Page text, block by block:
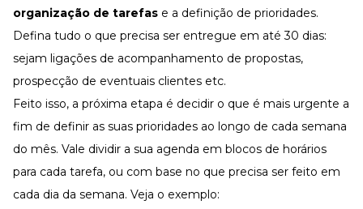
organização de tarefas e a definição de prioridades.
Defina tudo o que precisa ser entregue em até 30 dias:
sejam ligações de acompanhamento de propostas,
prospecção de eventuais clientes etc.
Feito isso, a próxima etapa é decidir o que é mais urgente a
fim de definir as suas prioridades ao longo de cada semana
do mês. Vale dividir a sua agenda em blocos de horários
para cada tarefa, ou com base no que precisa ser feito em
cada dia da semana. Veja o exemplo: